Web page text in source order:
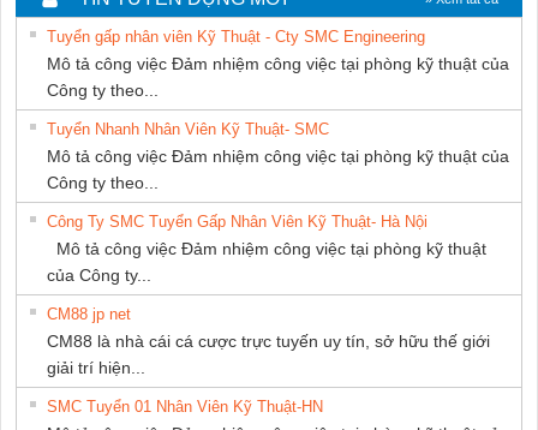
NAM
SETSUBI VIỆT
NAM
Tuyển gấp nhân viên Kỹ Thuật - Cty SMC Engineering
Mô tả công việc Đảm nhiệm công việc tại phòng kỹ thuật của
Công ty theo...
Tuyển Nhanh Nhân Viên Kỹ Thuật- SMC
Mô tả công việc Đảm nhiệm công việc tại phòng kỹ thuật của
Công ty theo...
Công Ty SMC Tuyển Gấp Nhân Viên Kỹ Thuật- Hà Nội
Mô tả công việc Đảm nhiệm công việc tại phòng kỹ thuật
của Công ty...
CM88 jp net
CM88 là nhà cái cá cược trực tuyến uy tín, sở hữu thế giới
giải trí hiện...
SMC Tuyển 01 Nhân Viên Kỹ Thuật-HN